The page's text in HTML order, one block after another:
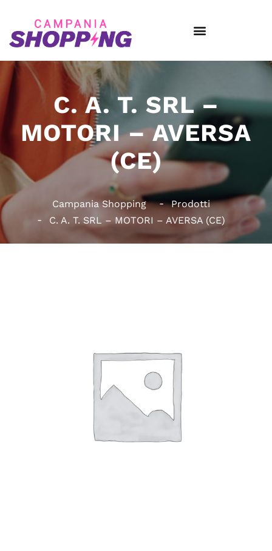
C. A. T. SRL –
MOTORI – AVERSA
(CE)
Campania Shopping
Prodotti
C. A. T. SRL – MOTORI – AVERSA (CE)